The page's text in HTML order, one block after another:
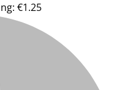
€1.25